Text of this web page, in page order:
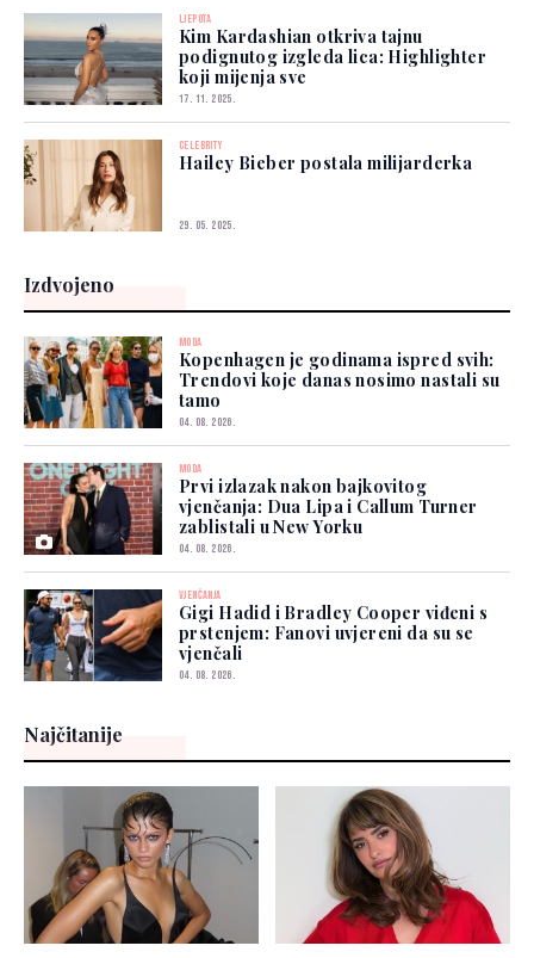
LJEPOTA
Kim Kardashian otkriva tajnu
podignutog izgleda lica: Highlighter
koji mijenja sve
17. 11. 2025.
CELEBRITY
Hailey Bieber postala milijarderka
29. 05. 2025.
Izdvojeno
MODA
Kopenhagen je godinama ispred svih:
Trendovi koje danas nosimo nastali su
tamo
04. 08. 2026.
MODA
Prvi izlazak nakon bajkovitog
vjenčanja: Dua Lipa i Callum Turner
zablistali u New Yorku
04. 08. 2026.
VJENČANJA
Gigi Hadid i Bradley Cooper viđeni s
prstenjem: Fanovi uvjereni da su se
vjenčali
04. 08. 2026.
Najčitanije